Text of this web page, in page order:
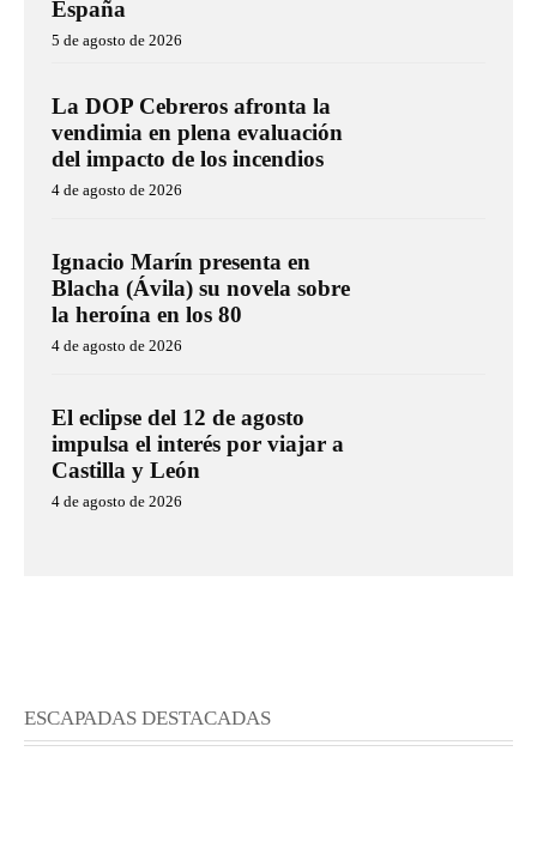
España
5 de agosto de 2026
La DOP Cebreros afronta la
vendimia en plena evaluación
del impacto de los incendios
4 de agosto de 2026
Ignacio Marín presenta en
Blacha (Ávila) su novela sobre
la heroína en los 80
4 de agosto de 2026
El eclipse del 12 de agosto
impulsa el interés por viajar a
Castilla y León
4 de agosto de 2026
ESCAPADAS DESTACADAS